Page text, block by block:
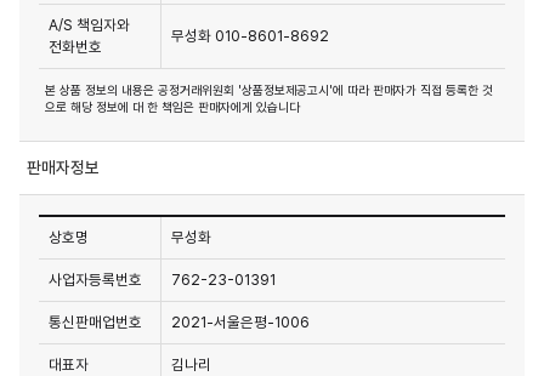
A/S 책임자와
전화번호
무성화 010-8601-8692
본 상품 정보의 내용은 공정거래위원회 '상품정보제공고시'에 따라 판매자가 직접 등록한 것
으로 해당 정보에 대 한 책임은 판매자에게 있습니다
판매자정보
상호명 무성화
사업자등록번호 762-23-01391
통신판매업번호 2021-서울은평-1006
대표자 김나리